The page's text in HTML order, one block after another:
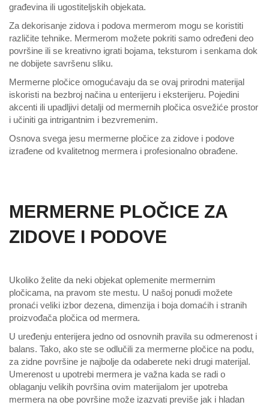
građevina ili ugostiteljskih objekata.
Za dekorisanje zidova i podova mermerom mogu se koristiti
različite tehnike. Mermerom možete pokriti samo određeni deo
površine ili se kreativno igrati bojama, teksturom i senkama dok
ne dobijete savršenu sliku.
Mermerne pločice omogućavaju da se ovaj prirodni materijal
iskoristi na bezbroj načina u enterijeru i eksterijeru. Pojedini
akcenti ili upadljivi detalji od mermernih pločica osvežiće prostor
i učiniti ga intrigantnim i bezvremenim.
Osnova svega jesu mermerne pločice za zidove i podove
izrađene od kvalitetnog mermera i profesionalno obrađene.
MERMERNE PLOČICE ZA
ZIDOVE I PODOVE
Ukoliko želite da neki objekat oplemenite mermernim
pločicama, na pravom ste mestu. U našoj ponudi možete
pronaći veliki izbor dezena, dimenzija i boja domaćih i stranih
proizvođača pločica od mermera.
U uređenju enterijera jedno od osnovnih pravila su odmerenost i
balans. Tako, ako ste se odlučili za mermerne pločice na podu,
za zidne površine je najbolje da odaberete neki drugi materijal.
Umerenost u upotrebi mermera je važna kada se radi o
oblaganju velikih površina ovim materijalom jer upotreba
mermera na obe površine može izazvati previše jak i hladan